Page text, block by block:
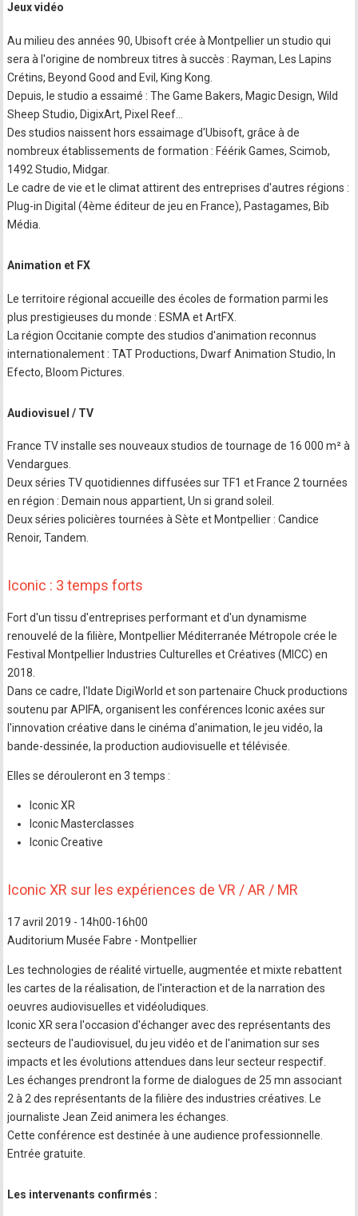
Jeux vidéo
Au milieu des années 90, Ubisoft crée à Montpellier un studio qui
sera à l'origine de nombreux titres à succès : Rayman, Les Lapins
Crétins, Beyond Good and Evil, King Kong.
Depuis, le studio a essaimé : The Game Bakers, Magic Design, Wild
Sheep Studio, DigixArt, Pixel Reef…
Des studios naissent hors essaimage d'Ubisoft, grâce à de
nombreux établissements de formation : Féérik Games, Scimob,
1492 Studio, Midgar.
Le cadre de vie et le climat attirent des entreprises d'autres régions :
Plug-in Digital (4ème éditeur de jeu en France), Pastagames, Bib
Média.
Animation et FX
Le territoire régional accueille des écoles de formation parmi les
plus prestigieuses du monde : ESMA et ArtFX.
La région Occitanie compte des studios d'animation reconnus
internationalement : TAT Productions, Dwarf Animation Studio, In
Efecto, Bloom Pictures.
Audiovisuel / TV
France TV installe ses nouveaux studios de tournage de 16 000 m² à
Vendargues.
Deux séries TV quotidiennes diffusées sur TF1 et France 2 tournées
en région : Demain nous appartient, Un si grand soleil.
Deux séries policières tournées à Sète et Montpellier : Candice
Renoir, Tandem.
Iconic : 3 temps forts
Fort d'un tissu d'entreprises performant et d'un dynamisme
renouvelé de la filière, Montpellier Méditerranée Métropole crée le
Festival Montpellier Industries Culturelles et Créatives (MICC) en
2018.
Dans ce cadre, l'Idate DigiWorld et son partenaire Chuck productions
soutenu par APIFA, organisent les conférences Iconic axées sur
l'innovation créative dans le cinéma d'animation, le jeu vidéo, la
bande-dessinée, la production audiovisuelle et télévisée.
Elles se dérouleront en 3 temps :
Iconic XR
Iconic Masterclasses
Iconic Creative
Iconic XR sur les expériences de VR / AR / MR
17 avril 2019 - 14h00-16h00
Auditorium Musée Fabre - Montpellier
Les technologies de réalité virtuelle, augmentée et mixte rebattent
les cartes de la réalisation, de l'interaction et de la narration des
oeuvres audiovisuelles et vidéoludiques.
Iconic XR sera l'occasion d'échanger avec des représentants des
secteurs de l'audiovisuel, du jeu vidéo et de l'animation sur ses
impacts et les évolutions attendues dans leur secteur respectif.
Les échanges prendront la forme de dialogues de 25 mn associant
2 à 2 des représentants de la filière des industries créatives. Le
journaliste Jean Zeid animera les échanges.
Cette conférence est destinée à une audience professionnelle.
Entrée gratuite.
Les intervenants confirmés :